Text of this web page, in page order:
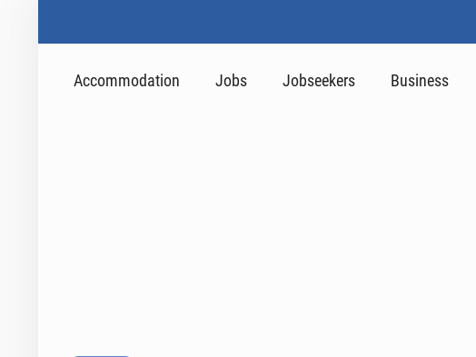
Accommodation Jobs Jobseekers Business